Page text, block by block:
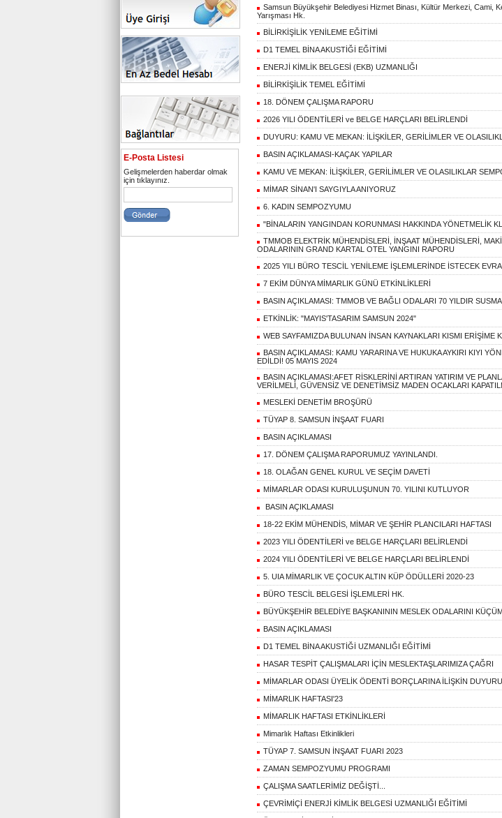
E-Posta Listesi
Gelişmelerden haberdar olmak
için tıklayınız.
Samsun Büyükşehir Belediyesi Hizmet Binası, Kültür Merkezi, Cami,
Yarışması Hk.
BİLİRKİŞİLİK YENİLEME EĞİTİMİ
D1 TEMEL BİNA AKUSTİĞİ EĞİTİMİ
ENERJİ KİMLİK BELGESİ (EKB) UZMANLIĞI
BİLİRKİŞİLİK TEMEL EĞİTİMİ
18. DÖNEM ÇALIŞMA RAPORU
2026 YILI ÖDENTİLERİ ve BELGE HARÇLARI BELİRLENDİ
DUYURU: KAMU VE MEKAN: İLİŞKİLER, GERİLİMLER VE
BASIN AÇIKLAMASI-KAÇAK YAPILAR
KAMU VE MEKAN: İLİŞKİLER, GERİLİMLER VE OLASILIKLAR
MİMAR SİNAN'I SAYGIYLA ANIYORUZ
6. KADIN SEMPOZYUMU
"BİNALARIN YANGINDAN KORUNMASI HAKKINDA YÖNETMELİK
TMMOB ELEKTRİK MÜHENDİSLERİ, İNŞAAT MÜHENDİSLERİ,
ODALARININ GRAND KARTAL OTEL YANGINI RAPORU
2025 YILI BÜRO TESCİL YENİLEME İŞLEMLERİNDE İSTECEK
7 EKİM DÜNYA MİMARLIK GÜNÜ ETKİNLİKLERİ
BASIN AÇIKLAMASI: TMMOB VE BAĞLI ODALARI 70 YILDIR
ETKİNLİK: "MAYIS'TASARIM SAMSUN 2024"
WEB SAYFAMIZDA BULUNAN İNSAN KAYNAKLARI KISMI ERİŞİME
BASIN AÇIKLAMASI: KAMU YARARINA VE HUKUKA AYKIRI KIYI
EDİLDİ! 05 MAYIS 2024
BASIN AÇIKLAMASI:AFET RİSKLERİNİ ARTIRAN YATIRIM VE
VERİLMELİ, GÜVENSİZ VE DENETİMSİZ MADEN OCAKLARI
MESLEKİ DENETİM BROŞÜRÜ
TÜYAP 8. SAMSUN İNŞAAT FUARI
BASIN AÇIKLAMASI
17. DÖNEM ÇALIŞMA RAPORUMUZ YAYINLANDI.
18. OLAĞAN GENEL KURUL VE SEÇİM DAVETİ
MİMARLAR ODASI KURULUŞUNUN 70. YILINI KUTLUYOR
BASIN AÇIKLAMASI
18-22 EKİM MÜHENDİS, MİMAR VE ŞEHİR PLANCILARI HAFTASI
2023 YILI ÖDENTİLERİ ve BELGE HARÇLARI BELİRLENDİ
2024 YILI ÖDENTİLERİ VE BELGE HARÇLARI BELİRLENDİ
5. UIA MİMARLIK VE ÇOCUK ALTIN KÜP ÖDÜLLERİ 2020-23
BÜRO TESCİL BELGESİ İŞLEMLERİ HK.
BÜYÜKŞEHİR BELEDİYE BAŞKANININ MESLEK ODALARINI
BASIN AÇIKLAMASI
D1 TEMEL BİNA AKUSTİĞİ UZMANLIĞI EĞİTİMİ
HASAR TESPİT ÇALIŞMALARI İÇİN MESLEKTAŞLARIMIZA ÇAĞRI
MİMARLAR ODASI ÜYELİK ÖDENTİ BORÇLARINA İLİŞKİN DUYURU
MİMARLIK HAFTASI'23
MİMARLIK HAFTASI ETKİNLİKLERİ
Mimarlık Haftası Etkinlikleri
TÜYAP 7. SAMSUN İNŞAAT FUARI 2023
ZAMAN SEMPOZYUMU PROGRAMI
ÇALIŞMA SAATLERİMİZ DEĞİŞTİ...
ÇEVRİMİÇİ ENERJİ KİMLİK BELGESİ UZMANLIĞI EĞİTİMİ